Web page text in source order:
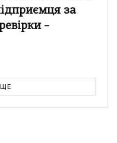
за
–